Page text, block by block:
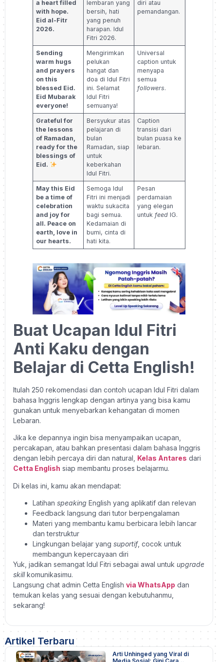
a heart filled
with hope.
Eid al-Fitr
2026.
lembaran yang
bersih, hati
yang penuh
harapan. Idul
Fitri 2026.
diri atau
pemandangan.
Sending
warm hugs
and prayers
on this
blessed Eid.
Eid Mubarak
everyone!
Mengirimkan
pelukan
hangat dan
doa di Idul Fitri
ini. Selamat
Idul Fitri
semuanya!
Universal
caption untuk
menyapa
semua
followers.
Grateful for
the lessons
of Ramadan,
ready for the
blessings of
Eid.
Bersyukur atas
pelajaran di
bulan
Ramadan, siap
untuk
keberkahan
Idul Fitri.
Caption
transisi dari
bulan puasa ke
lebaran.
May this Eid
be a time of
celebration
and joy for
all. Peace on
earth, love in
our hearts.
Semoga Idul
Fitri ini menjadi
waktu sukacita
bagi semua.
Kedamaian di
bumi, cinta di
hati kita.
Pesan
perdamaian
yang elegan
untukfeed IG.
Buat Ucapan Idul Fitri
Anti Kaku dengan
Belajar di Cetta English!
Itulah 250 rekomendasi dan contoh ucapan Idul Fitri dalam
bahasa Inggris lengkap dengan artinya yang bisa kamu
gunakan untuk menyebarkan kehangatan di momen
Lebaran.
Jika ke depannya ingin bisa menyampaikan ucapan,
percakapan, atau bahkan presentasi dalam bahasa Inggris
dengan lebih percaya diri dan natural, Kelas Antares dari
Cetta English siap membantu proses belajarmu.
Di kelas ini, kamu akan mendapat:
Latihan speaking English yang aplikatif dan relevan
Feedback langsung dari tutor berpengalaman
Materi yang membantu kamu berbicara lebih lancar
dan terstruktur
Lingkungan belajar yang suportif, cocok untuk
membangun kepercayaan diri
Yuk, jadikan semangat Idul Fitri sebagai awal untuk upgrade
skillkomunikasimu.
Langsung chat admin Cetta English via WhatsApp dan
temukan kelas yang sesuai dengan kebutuhanmu,
sekarang!
Artikel Terbaru
Arti Unhinged yang Viral di